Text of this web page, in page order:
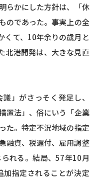
らかにした方針は、「休
のであった。事実上の全
くて、10年余りの歳月と
北港開発は、大きな見直
」がさっそく発足し、
置法」、俗にいう「企業
た。特定不況地域の指定
融資、税還付、雇用調整
れる。結局、57年10月
指定されることが決定